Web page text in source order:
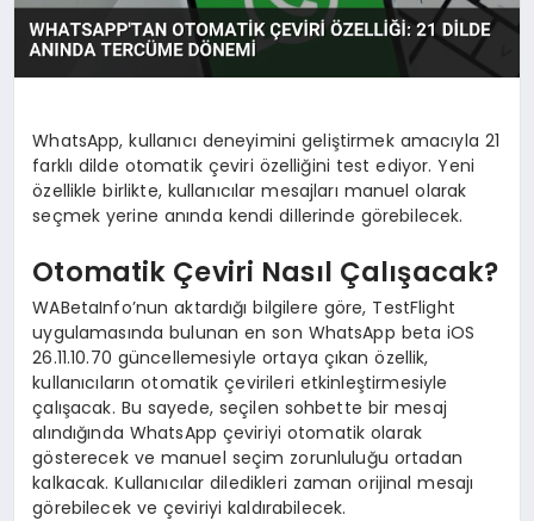
WhatsApp, kullanıcı deneyimini geliştirmek amacıyla 21
farklı dilde otomatik çeviri özelliğini test ediyor. Yeni
özellikle birlikte, kullanıcılar mesajları manuel olarak
seçmek yerine anında kendi dillerinde görebilecek.
Otomatik Çeviri Nasıl Çalışacak?
WABetaInfo’nun aktardığı bilgilere göre, TestFlight
uygulamasında bulunan en son WhatsApp beta iOS
26.11.10.70 güncellemesiyle ortaya çıkan özellik,
kullanıcıların otomatik çevirileri etkinleştirmesiyle
çalışacak. Bu sayede, seçilen sohbette bir mesaj
alındığında WhatsApp çeviriyi otomatik olarak
gösterecek ve manuel seçim zorunluluğu ortadan
kalkacak. Kullanıcılar diledikleri zaman orijinal mesajı
görebilecek ve çeviriyi kaldırabilecek.